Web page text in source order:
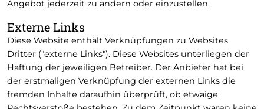
Angebot jederzeit zu ändern oder einzustellen.
Externe Links
Diese Website enthält Verknüpfungen zu Websites
Dritter ("externe Links"). Diese Websites unterliegen der
Haftung der jeweiligen Betreiber. Der Anbieter hat bei
der erstmaligen Verknüpfung der externen Links die
fremden Inhalte daraufhin überprüft, ob etwaige